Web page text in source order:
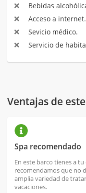
Bebidas
Acceso a internet.
Sevicio médico.
Servicio de
Ventajas de
Spa recomendado
En este barco tienes a
recomendamos que no
amplia variedad de
vacaciones.